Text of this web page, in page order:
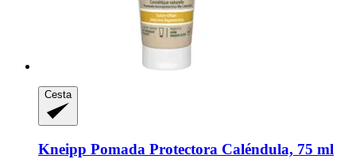
Cesta
Kneipp Pomada Protectora Caléndula, 75 ml